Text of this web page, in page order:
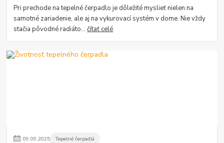
Pri prechode na tepelné čerpadlo je dôležité myslieť nielen na
samotné zariadenie, ale aj na vykurovací systém v dome. Nie vždy
stačia pôvodné radiáto...čítať celé
09.09.2025 Tepelné čerpadlá